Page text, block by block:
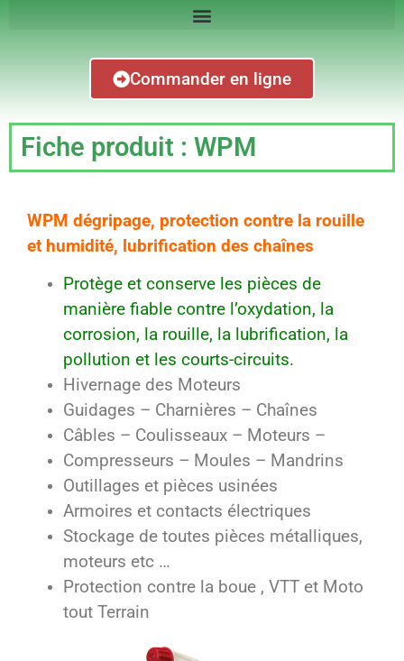
Commander en ligne
Fiche produit : WPM
WPM dégripage, protection contre la rouille
et humidité, lubrification des chaînes
Protège et conserve les pièces de
manière fiable contre l’oxydation, la
corrosion, la rouille, la lubrification, la
pollution et les courts-circuits.
Hivernage des Moteurs
Guidages – Charnières – Chaînes
Câbles – Coulisseaux – Moteurs –
Compresseurs – Moules – Mandrins
Outillages et pièces usinées
Armoires et contacts électriques
Stockage de toutes pièces métalliques,
moteurs etc …
Protection contre la boue , VTT et Moto
tout Terrain